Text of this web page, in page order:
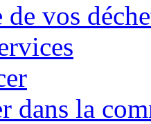
vos
dans la